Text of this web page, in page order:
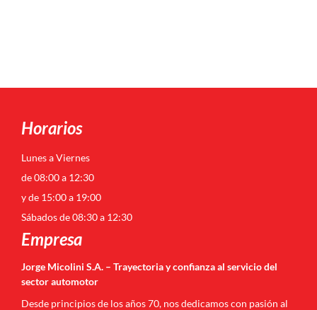
Horarios
Lunes a Viernes
de 08:00 a 12:30
y de 15:00 a 19:00
Sábados de 08:30 a 12:30
Empresa
Jorge Micolini S.A. – Trayectoria y confianza al servicio del
sector automotor
Desde principios de los años 70, nos dedicamos con pasión al